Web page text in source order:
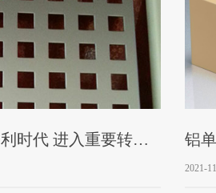
时代 进入重要转型
铝
析
2021-